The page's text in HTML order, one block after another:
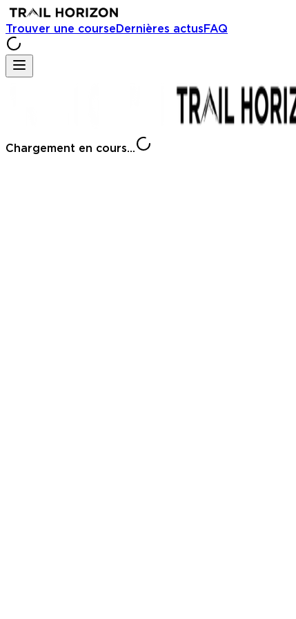
Trouver une courseDernières actusFAQ
Chargement en cours...